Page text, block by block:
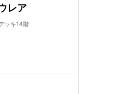
レア
ッキ14階